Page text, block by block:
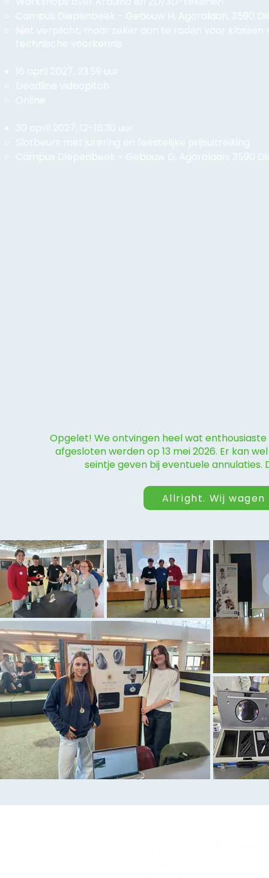
Campus Diepenbeek - Gebouw H, Agoralaan, 3590
Niet verplicht, maar zeker aan te raden voor
technische voorkennis
16 april 2027, 23.59 uur
Deadline videopitch
Online
30 april 2027, 12-16.30 uur
​Slotbeurs met jurering en feestelijke prijsuitreiking
Campus Diepenbeek - Gebouw D, Agoralaan, 3590
Opgelet! We ontvingen heel wat
afgesloten werden op 13 mei 2026. Er kan
seintje geven bij eventuele annulaties.
Allright. Wij